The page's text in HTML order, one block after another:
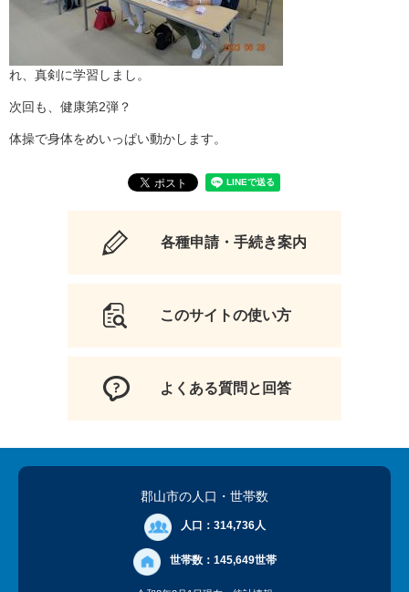
れ、真剣に学習しまし。
次回も、健康第2弾？
体操で身体をめいっぱい動かします。
各種申請・手続き案内
このサイトの使い方
よくある質問と回答
郡山市の人口 ・世帯数
人口： 314,736人
世帯数： 145,649世帯